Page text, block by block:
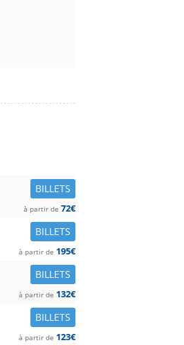
BILLETS
à partir de 72€
BILLETS
à partir de 195€
BILLETS
à partir de 132€
BILLETS
à partir de 123€